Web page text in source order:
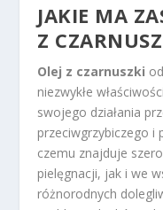
JAKIE MA
Z
Olej z czarnuszki
niezwykłe
swojego działania
przeciwgrzybiczego i
czemu znajduje
pielęgnacji, jak i we
różnorodnych